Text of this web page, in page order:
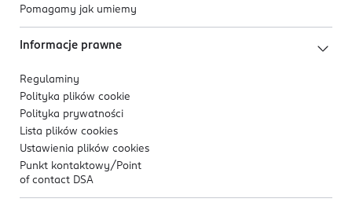
Pomagamy jak umiemy
Informacje prawne
Regulaminy
Polityka plików cookie
Polityka prywatności
Lista plików cookies
Ustawienia plików cookies
Punkt kontaktowy/ Point
of contact DSA